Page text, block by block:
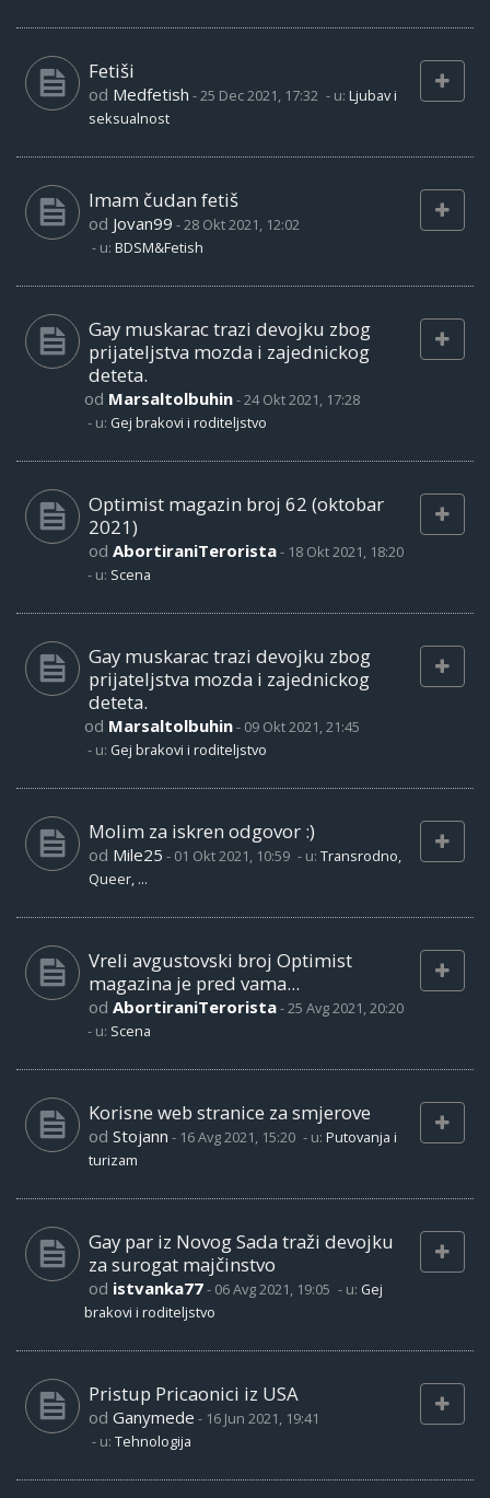
Fetiši
od Medfetish -25 Dec 2021, 17:32 - u: Ljubav i
seksualnost
Imam čudan fetiš
od Jovan99 -28 Okt 2021, 12:02
- u: BDSM&Fetish
Gay muskarac trazi devojku zbog
prijateljstva mozda i zajednickog
deteta.
od Marsaltolbuhin-24 Okt 2021, 17:28
- u: Gej brakovi i roditeljstvo
Optimist magazin broj 62 (oktobar
2021)
od AbortiraniTerorista- 18 Okt 2021, 18:20
- u: Scena
Gay muskarac trazi devojku zbog
prijateljstva mozda i zajednickog
deteta.
od Marsaltolbuhin- 09 Okt 2021, 21:45
- u: Gej brakovi i roditeljstvo
Molim za iskren odgovor :)
od Mile25 - 01 Okt 2021, 10:59 - u: Transrodno,
Queer, ...
Vreli avgustovski broj Optimist
magazina je pred vama...
od AbortiraniTerorista-25 Avg 2021, 20:20
- u: Scena
Korisne web stranice za smjerove
od Stojann - 16 Avg 2021, 15:20 - u: Putovanja i
turizam
Gay par iz Novog Sada traži devojku
za surogat majčinstvo
od istvanka77- 06 Avg 2021, 19:05 - u: Gej
brakovi i roditeljstvo
Pristup Pricaonici iz USA
od Ganymede - 16 Jun 2021, 19:41
- u: Tehnologija